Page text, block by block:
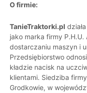
O firmie:
TanieTraktorki.pl
jako marka firmy
dostarczaniu maszyn i
Przedsiębiorstwo
kładzie nacisk na
klientami. Siedziba
Grodkowie, w